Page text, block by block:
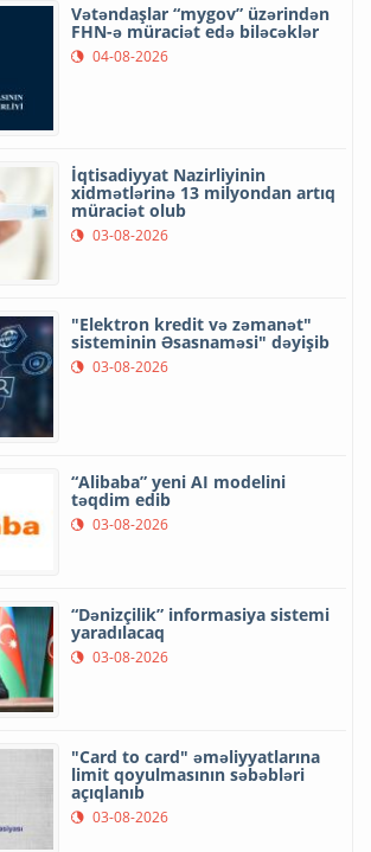
Vətəndaşlar “mygov” üzərindən
FHN-ə müraciət edə biləcəklər
04-08-2026
İqtisadiyyat Nazirliyinin
xidmətlərinə 13 milyondan artıq
müraciət olub
03-08-2026
"Elektron kredit və zəmanət"
sisteminin Əsasnaməsi" dəyişib
03-08-2026
“Alibaba” yeni AI modelini
təqdim edib
03-08-2026
“Dənizçilik” informasiya sistemi
yaradılacaq
03-08-2026
"Card to card" əməliyyatlarına
limit qoyulmasının səbəbləri
açıqlanıb
03-08-2026